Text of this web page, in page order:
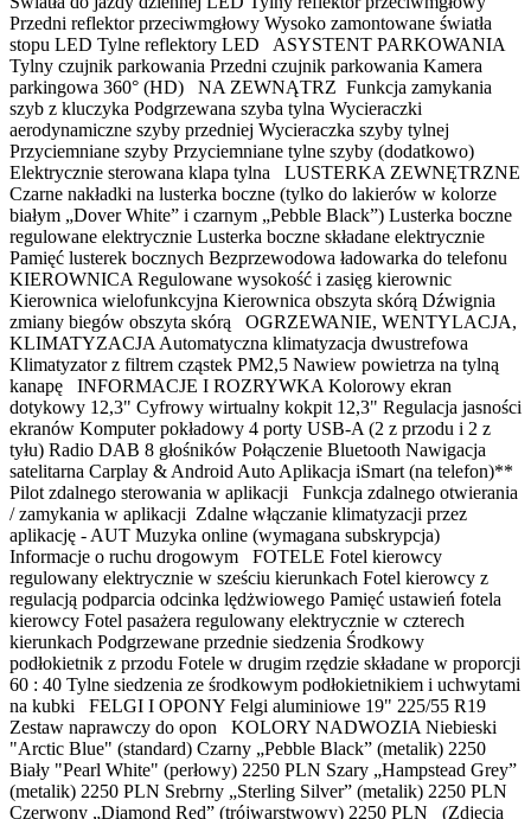
Przedni reflektor przeciwmgłowy Wysoko zamontowane światła
stopu LED Tylne reflektory LED ASYSTENT PARKOWANIA
Tylny czujnik parkowania Przedni czujnik parkowania Kamera
parkingowa 360° (HD) NA ZEWNĄTRZ Funkcja zamykania
szyb z kluczyka Podgrzewana szyba tylna Wycieraczki
aerodynamiczne szyby przedniej Wycieraczka szyby tylnej
Przyciemniane szyby Przyciemniane tylne szyby (dodatkowo)
Elektrycznie sterowana klapa tylna LUSTERKA ZEWNĘTRZNE
Czarne nakładki na lusterka boczne (tylko do lakierów w kolorze
białym „Dover White” i czarnym „Pebble Black”) Lusterka boczne
regulowane elektrycznie Lusterka boczne składane elektrycznie
Pamięć lusterek bocznych Bezprzewodowa ładowarka do telefonu
KIEROWNICA Regulowane wysokość i zasięg kierownic
Kierownica wielofunkcyjna Kierownica obszyta skórą Dźwignia
zmiany biegów obszyta skórą OGRZEWANIE, WENTYLACJA,
KLIMATYZACJA Automatyczna klimatyzacja dwustrefowa
Klimatyzator z filtrem cząstek PM2,5 Nawiew powietrza na tylną
kanapę INFORMACJE I ROZRYWKA Kolorowy ekran
dotykowy 12,3" Cyfrowy wirtualny kokpit 12,3" Regulacja jasności
ekranów Komputer pokładowy 4 porty USB-A (2 z przodu i 2 z
tyłu) Radio DAB 8 głośników Połączenie Bluetooth Nawigacja
satelitarna Carplay & Android Auto Aplikacja iSmart (na telefon)**
Pilot zdalnego sterowania w aplikacji Funkcja zdalnego otwierania
/ zamykania w aplikacji Zdalne włączanie klimatyzacji przez
aplikację - AUT Muzyka online (wymagana subskrypcja)
Informacje o ruchu drogowym FOTELE Fotel kierowcy
regulowany elektrycznie w sześciu kierunkach Fotel kierowcy z
regulacją podparcia odcinka lędżwiowego Pamięć ustawień fotela
kierowcy Fotel pasażera regulowany elektrycznie w czterech
kierunkach Podgrzewane przednie siedzenia Środkowy
podłokietnik z przodu Fotele w drugim rzędzie składane w proporcji
60 : 40 Tylne siedzenia ze środkowym podłokietnikiem i uchwytami
na kubki FELGI I OPONY Felgi aluminiowe 19" 225/55 R19
Zestaw naprawczy do opon KOLORY NADWOZIA Niebieski
"Arctic Blue" (standard) Czarny „Pebble Black” (metalik) 2250
Biały "Pearl White" (perłowy) 2250 PLN Szary „Hampstead Grey”
(metalik) 2250 PLN Srebrny „Sterling Silver” (metalik) 2250 PLN
Czerwony „Diamond Red” (trójwarstwowy) 2250 PLN (Zdjęcia